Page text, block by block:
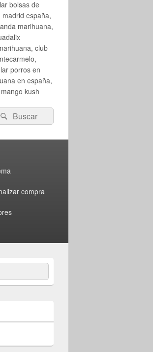
bolsas de
españa,
marihuana,
club
porros en
en españa,
kush
BuscarBuscar
compra